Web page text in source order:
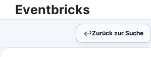
Zum
Inhalt
Eventbricks
↩︎Zurück zur Suche